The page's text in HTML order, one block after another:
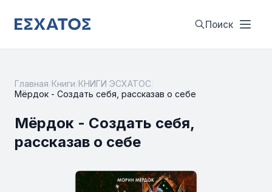
Поиск
Главная Книги КНИГИ ЭСХАТОС
Мёрдок - Создать себя, рассказав о себе
Мёрдок - Создать себя,
рассказав о себе